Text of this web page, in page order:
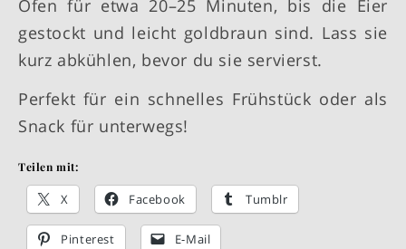
Ofen für etwa 20–25 Minuten, bis die Eier
gestockt und leicht goldbraun sind. Lass sie
kurz abkühlen, bevor du sie servierst.
Perfekt für ein schnelles Frühstück oder als
Snack für unterwegs!
Teilen mit:
X Facebook Tumblr
Pinterest E-Mail